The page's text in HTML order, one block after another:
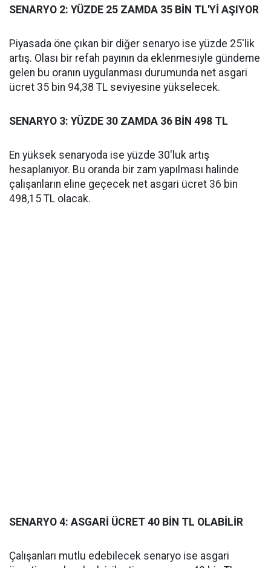
SENARYO 2: YÜZDE 25 ZAMDA 35 BİN TL'Yİ AŞIYOR
Piyasada öne çıkan bir diğer senaryo ise yüzde 25'lik
artış. Olası bir refah payının da eklenmesiyle gündeme
gelen bu oranın uygulanması durumunda net asgari
ücret 35 bin 94,38 TL seviyesine yükselecek.
SENARYO 3: YÜZDE 30 ZAMDA 36 BİN 498 TL
En yüksek senaryoda ise yüzde 30'luk artış
hesaplanıyor. Bu oranda bir zam yapılması halinde
çalışanların eline geçecek net asgari ücret 36 bin
498,15 TL olacak.
SENARYO 4: ASGARİ ÜCRET 40 BİN TL OLABİLİR
Çalışanları mutlu edebilecek senaryo ise asgari